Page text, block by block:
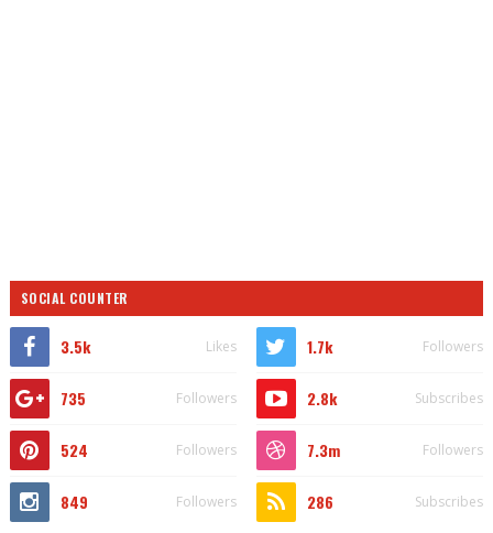
SOCIAL COUNTER
3.5k Likes 1.7k Followers
735 Followers 2.8k Subscribes
524 Followers 7.3m Followers
849 Followers 286 Subscribes